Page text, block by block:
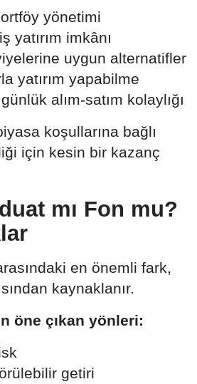
yönetimi
yatırım imkânı
uygun alternatifler
yatırım yapabilme
alım-satım kolaylığı
koşullarına bağlı
için kesin bir kazanç
mı Fon mu?
en önemli fark,
kaynaklanır.
öne çıkan yönleri:
getiri